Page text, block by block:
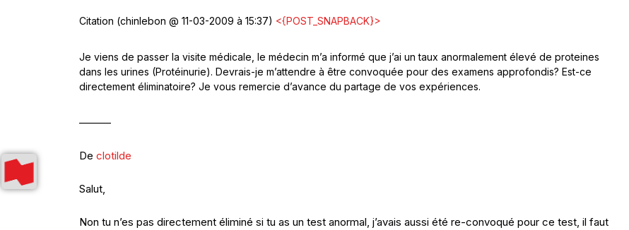
Citation (chinlebon @ 11-03-2009 à 15:37) <{POST_SNAPBACK}>
Je viens de passer la visite médicale, le médecin m’a informé que j’ai un taux anormalement élevé de proteines
dans les urines (Protéinurie). Devrais-je m’attendre à être convoquée pour des examens approfondis? Est-ce
directement éliminatoire? Je vous remercie d’avance du partage de vos expériences.
———
De clotilde
Salut,
Non tu n’es pas directement éliminé si tu as un test anormal, j’avais aussi été re-convoqué pour ce test, il faut